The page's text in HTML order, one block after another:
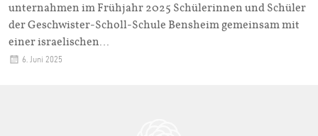
unternahmen im Frühjahr 2025 Schülerinnen und Schüler
der Geschwister-Scholl-Schule Bensheim gemeinsam mit
einer israelischen…
6. Juni 2025